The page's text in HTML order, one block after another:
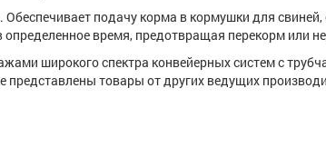
подачу корма в кормушки для
время, предотвращая перекорм или
широкого спектра конвейерных систем с
товары от других ведущих